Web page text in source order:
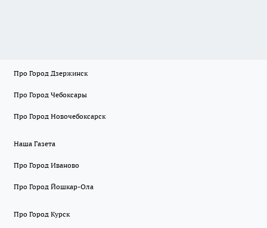
Про Город Дзержинск
Про Город Чебоксары
Про Город Новочебоксарск
Наша Газета
Про Город Иваново
Про Город Йошкар-Ола
Про Город Курск